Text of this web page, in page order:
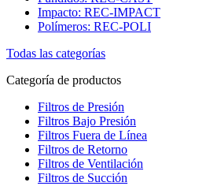
Impacto: REC-IMPACT
Polímeros: REC-POLI
Todas las categorías
Categoría de productos
Filtros de Presión
Filtros Bajo Presión
Filtros Fuera de Línea
Filtros de Retorno
Filtros de Ventilación
Filtros de Succión